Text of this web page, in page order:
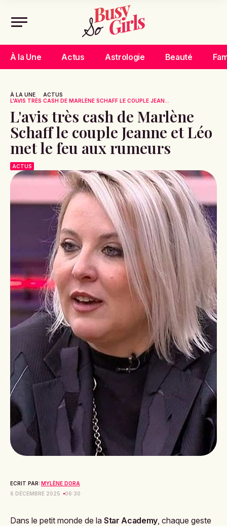
À la Une Actus Astrologie Beauté
À LA UNE
ACTUS
L'AVIS TRÈS CASH DE MARLÈNE SCHAFF LE COUPLE JEAN...
L'avis très cash de Marlène
Schaff le couple Jeanne et Léo
met le feu aux rumeurs
ACTUS
ECRIT PAR: MYLÈNE DORA
6 DÉCEMBRE 2025
06:30
Dans le petit monde de la Star Academy, chaque geste